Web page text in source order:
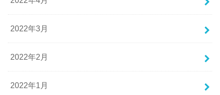
2022年3月
2022年2月
2022年1月